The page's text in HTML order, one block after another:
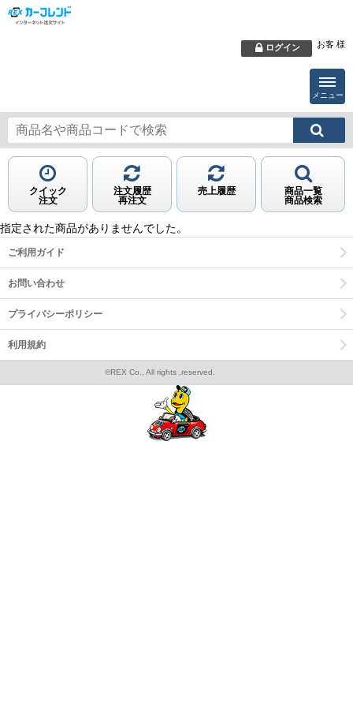
ログイン お客 様
メニュー
クイック
注文
注文履歴
再注文
売上履歴
商品一覧
商品検索
指定された商品がありませんでした。
ご利用ガイド
お問い合わせ
プライバシーポリシー
利用規約
©REX Co., All rights ,reserved.